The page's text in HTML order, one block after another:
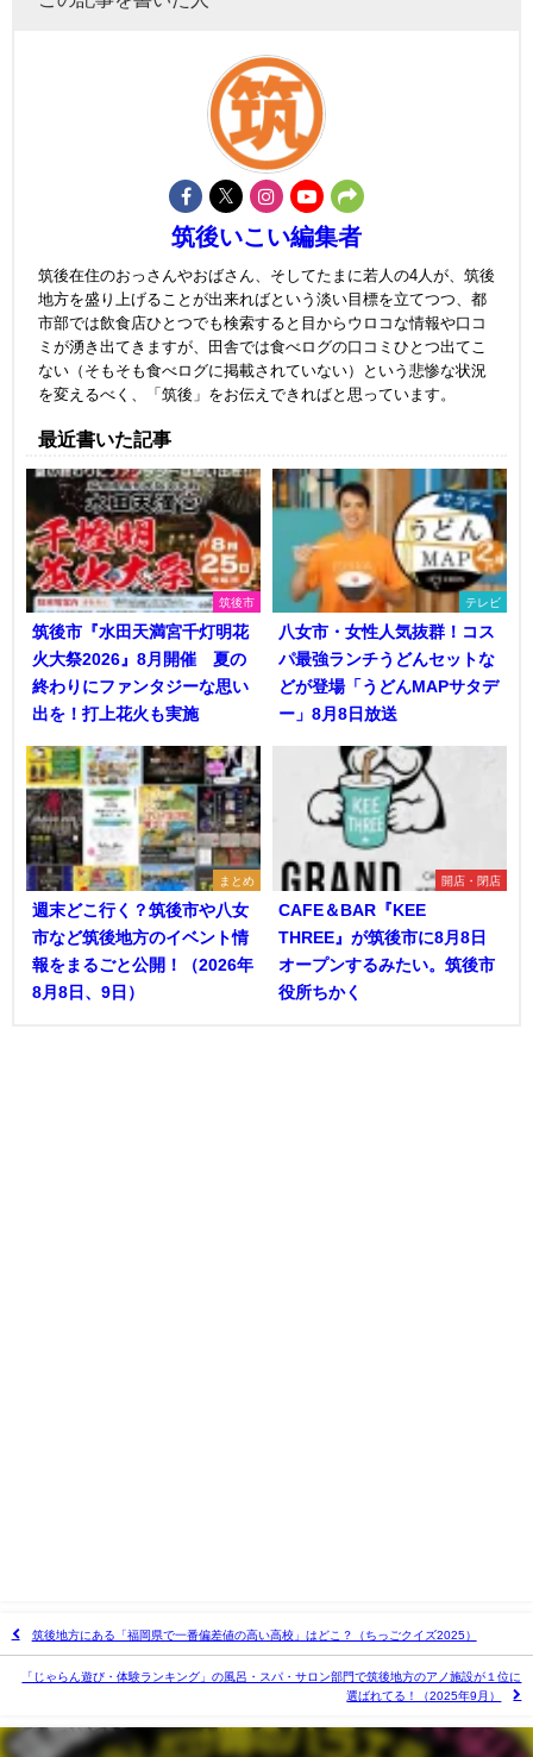
筑後いこい編集者
筑後在住のおっさんやおばさん、そしてたまに若人の4人が、筑後
地方を盛り上げることが出来ればという淡い目標を立てつつ、都
市部では飲食店ひとつでも検索すると目からウロコな情報や口コ
ミが湧き出てきますが、田舎では食べログの口コミひとつ出てこ
ない（そもそも食べログに掲載されていない）という悲惨な状況
を変えるべく、「筑後」をお伝えできればと思っています。
最近書いた記事
筑後市
筑後市『水田天満宮千灯明花
火大祭2026』8月開催 夏の
終わりにファンタジーな思い
出を！打上花火も実施
テレビ
八女市・女性人気抜群！コス
パ最強ランチうどんセットな
どが登場「うどんMAPサタデ
ー」8月8日放送
まとめ
週末どこ行く？筑後市や八女
市など筑後地方のイベント情
報をまるごと公開！（2026年
8月8日、9日）
開店・閉店
CAFE＆BAR『KEE
THREE』が筑後市に8月8日
オープンするみたい。筑後市
役所ちかく
筑後地方にある「福岡県で一番偏差値の高い高校」はどこ？（ちっごクイズ2025）
「じゃらん遊び・体験ランキング」の風呂・スパ・サロン部門で筑後地方のアノ施設が１位に
選ばれてる！（2025年9月）